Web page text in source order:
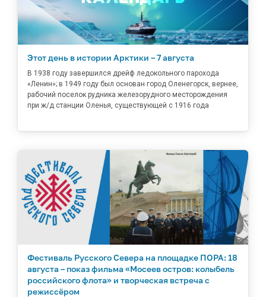
Этот день в истории Арктики – 7 августа
В 1938 году завершился дрейф ледокольного парохода
«Ленин»; в 1949 году был основан город Оленегорск, вернее,
рабочий поселок рудника железорудного месторождения
при ж/д станции Оленья, существующей с 1916 года
Фестиваль Русского Севера на площадке ПОРА: 18
августа – показ фильма «Мосеев остров: колыбель
российского флота» и творческая встреча с
режиссёром